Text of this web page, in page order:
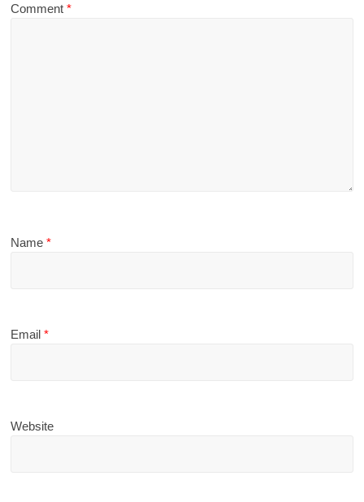
Comment*
Name*
Email*
Website